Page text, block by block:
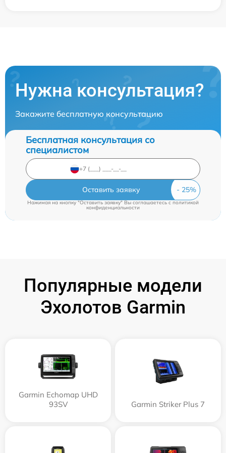
Нужна консультация?
Закажите бесплатную консультацию
Бесплатная консультация со
специалистом
Оставить заявку
Нажимая на кнопку "Оставить заявку" Вы соглашаетесь cполитикой
конфиденциальности
Популярные модели
Эхолотов Garmin
Garmin Echomap UHD
93SV
Garmin Striker Plus 7